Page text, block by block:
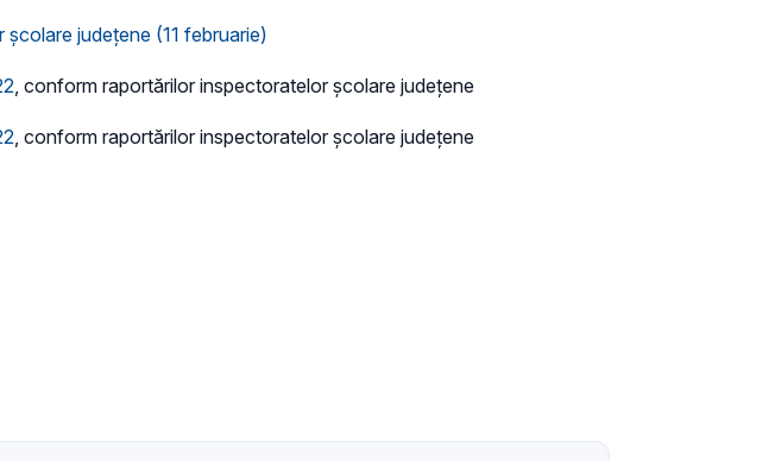
județene (11 februarie)
, conform raportărilor inspectoratelor școlare județene
, conform raportărilor inspectoratelor școlare județene